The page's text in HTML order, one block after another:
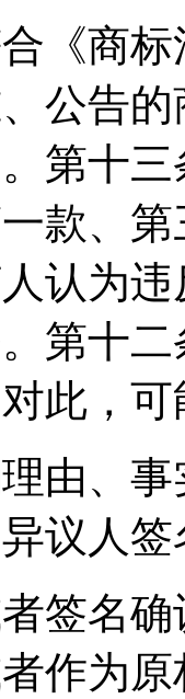
《商
公告
第十
款、
认为
第十
此，
由、
议人
签名
作为